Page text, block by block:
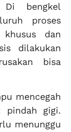
Di bengkel
proses
dan
dilakukan
bisa
mencegah
pindah gigi.
menunggu